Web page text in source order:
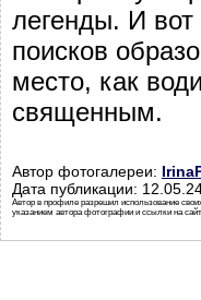
легенды. И вот
поисков
место, как
священным.
Автор фотогалереи:
Дата публикации:
Автор в профиле разрешил использование
указанием автора фотографии и ссылки на